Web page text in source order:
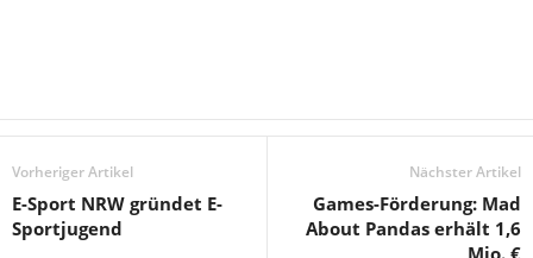
Vorheriger Artikel
E-Sport NRW gründet E-
Sportjugend
Nächster Artikel
Games-Förderung: Mad
About Pandas erhält 1,6
Mio. €